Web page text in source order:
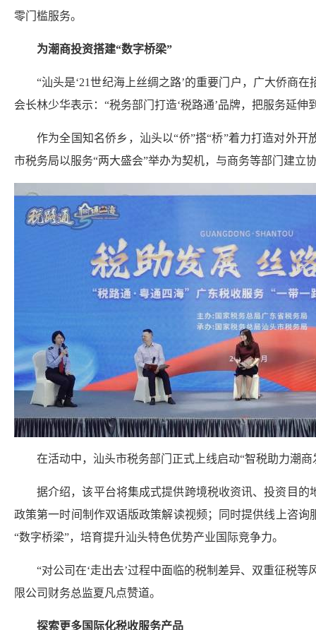
零门槛服务。
为潮商投资搭建“数字桥梁”
“汕头是‘21世纪海上丝绸之路’的重要门户，广大侨商
会长林少华表示：“税务部门打造‘税路通’品牌，把服务延
作为全国知名侨乡，汕头以“侨”搭“桥”着力打造对外
市税务局以服务“两大盛会”举办为契机，与商务等部门建立
在活动中，汕头市税务部门正式上线启动“智税助力潮
据介绍，该平台将集成式提供跨境税收资讯、投资目
政策第一时间制作双语版政策解读视频；同时提供线上咨
“数字桥梁”，培育提升汕头特色优势产业国际竞争力。
“对公司在‘走出去’过程中面临的税制差异、双重征税
限公司财务总监夏凡点赞道。
探索更多国际化税收服务产品